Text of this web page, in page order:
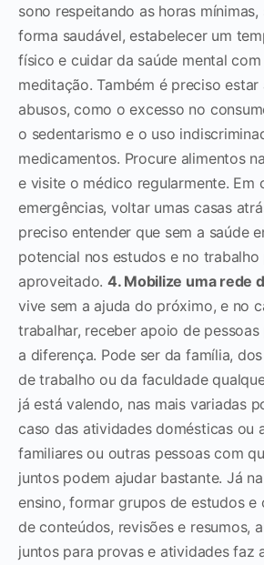
sono respeitando as horas
forma saudável, estabelecer um
físico e cuidar da saúde mental
meditação. Também é preciso
abusos, como o excesso no
o sedentarismo e o uso
medicamentos. Procure alimentos
e visite o médico regularmente. Em
emergências, voltar umas casas
preciso entender que sem a saúde
potencial nos estudos e no
aproveitado. 4. Mobilize uma rede
vive sem a ajuda do próximo, e no
trabalhar, receber apoio de
a diferença. Pode ser da família,
de trabalho ou da faculdade
já está valendo, nas mais variadas
caso das atividades domésticas ou
familiares ou outras pessoas com
juntos podem ajudar bastante. Já
ensino, formar grupos de estudos
de conteúdos, revisões e resumos,
juntos para provas e atividades faz